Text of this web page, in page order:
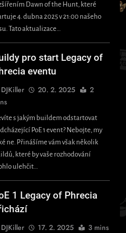
Dawn of the Hunt, které
4. dubna 2025 v 21:00 našeho
Tato aktualizace…
pro start Legacy of
eventu
DJKiller 20. 2. 2025
2
s jakým buildem odstartovat
PoE 1 event? Nebojte, my
ne. Přinášíme vám však několik
které by vaše rozhodování
ulehčit…
1 Legacy of Phrecia
DJKiller 17. 2. 2025 3 mins